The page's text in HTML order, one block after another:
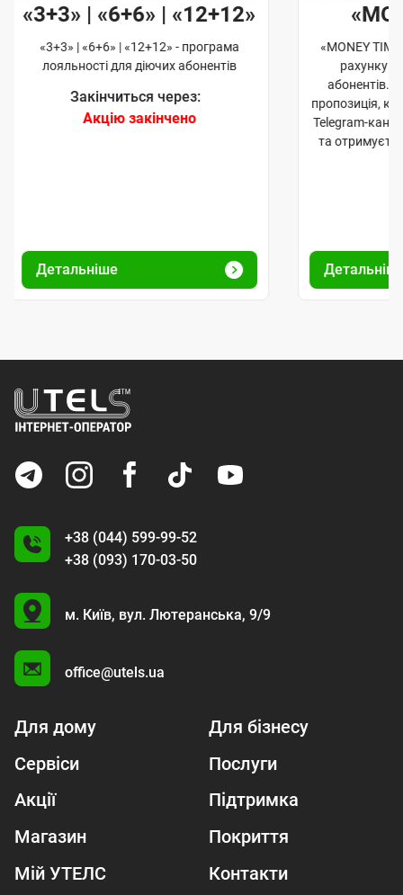
«3+3» | «6+6» | «12+12»
«3+3» | «6+6» | «12+12» - програма
лояльності для діючих абонентів
Закінчиться через:
Акцію закінчено
Детальніше
«MONEY
рахунку
абонентів.
пропозиція,
Telegram-
та
+38 (044) 599-99-52
+38 (093) 170-03-50
U
м. Київ, вул. Лютеранська, 9/9
office@utels.ua
Для дому
Для бізнесу
Сервіси
Послуги
Акції
Підтримка
Магазин
Покриття
Мій УТЕЛС
Контакти